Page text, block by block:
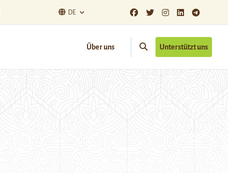
DE
Über uns Unterstützt uns